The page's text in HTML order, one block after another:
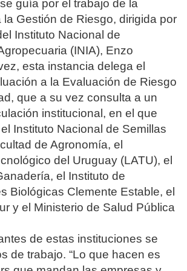
guía por el trabajo de la
la Gestión de Riesgo, dirigida por
Instituto Nacional de
(INIA), Enzo
esta instancia delega el
a la Evaluación de Riesgo
que a su vez consulta a un
institucional, en el que
Instituto Nacional de Semillas
de Agronomía, el
del Uruguay (LATU), el
el Instituto de
Biológicas Clemente Estable, el
y el Ministerio de Salud Pública
de estas instituciones se
de trabajo. “Lo que hacen es